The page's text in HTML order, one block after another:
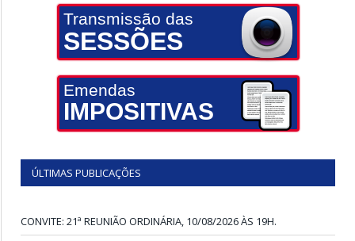
Transmissão das
SESSÕES
Emendas
IMPOSITIVAS
ÚLTIMAS PUBLICAÇÕES
CONVITE: 21ª REUNIÃO ORDINÁRIA, 10/08/2026 ÀS 19H.